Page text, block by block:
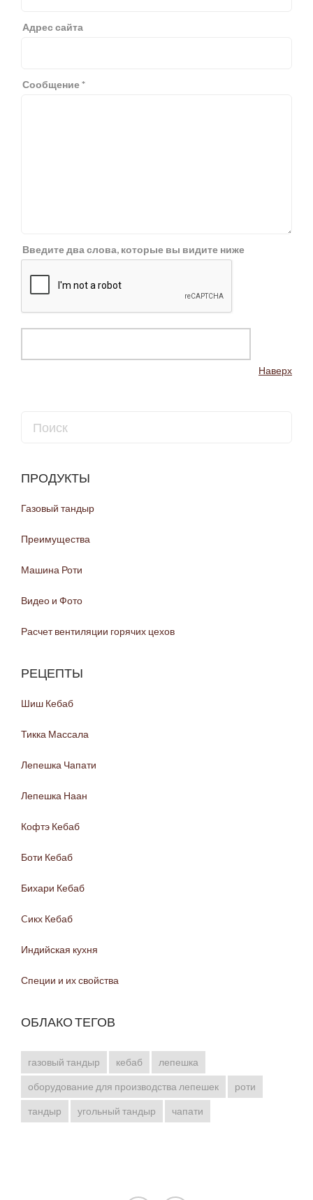
Адрес сайта
Сообщение *
Введите два слова, которые вы видите ниже
Наверх
ПРОДУКТЫ
Газовый тандыр
Преимущества
Машина Роти
Видео и Фото
Расчет вентиляции горячих цехов
РЕЦЕПТЫ
Шиш Кебаб
Тикка Массала
Лепешка Чапати
Лепешка Наан
Кофтэ Кебаб
Боти Кебаб
Бихари Кебаб
Cикх Кебаб
Индийская кухня
Специи и их свойства
ОБЛАКО ТЕГОВ
газовый тандыр кебаб лепешка
оборудование для производства лепешек роти
тандыр угольный тандыр чапати